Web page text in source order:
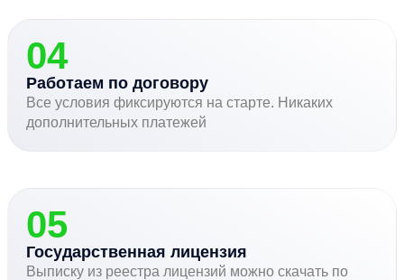
04
Работаем по договору
Все условия фиксируются на старте. Никаких
дополнительных платежей
05
Государственная лицензия
Выписку из реестра лицензий можно скачать по